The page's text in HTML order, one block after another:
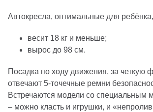
Автокресла, оптимальные для
весит 18 кг и меньше;
вырос до 98 см.
Посадка по ходу движения, за четкую
отвечают 5-точечные ремни
Встречаются модели со специальным
– можно класть и игрушки, и